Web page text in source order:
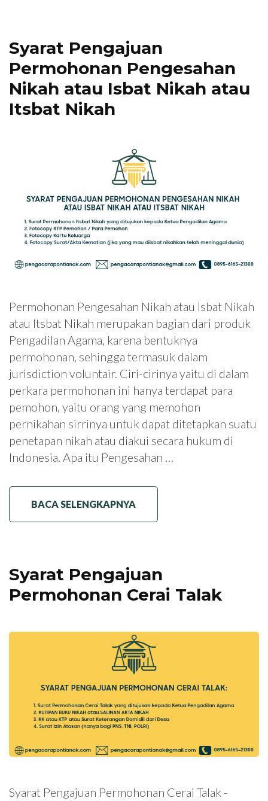
Syarat Pengajuan
Permohonan Pengesahan
Nikah atau Isbat Nikah atau
Itsbat Nikah
Permohonan Pengesahan Nikah atau Isbat Nikah
atau Itsbat Nikah merupakan bagian dari produk
Pengadilan Agama, karena bentuknya
permohonan, sehingga termasuk dalam
jurisdiction voluntair. Ciri-cirinya yaitu di dalam
perkara permohonan ini hanya terdapat para
pemohon, yaitu orang yang memohon
pernikahan sirrinya untuk dapat ditetapkan suatu
penetapan nikah atau diakui secara hukum di
Indonesia. Apa itu Pengesahan …
BACA SELENGKAPNYA
Syarat Pengajuan
Permohonan Cerai Talak
Syarat Pengajuan Permohonan Cerai Talak -